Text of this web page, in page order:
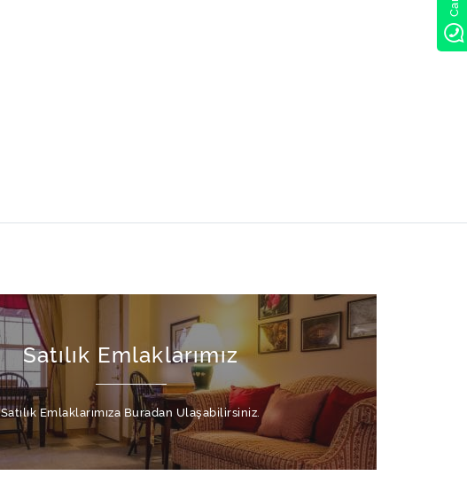
Satılık Emlaklarımız
Satılık Emlaklarımıza Buradan Ulaşabilirsiniz.